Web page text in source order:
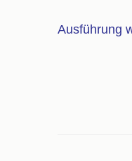
Ausführung